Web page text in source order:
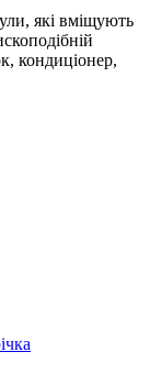
які вміщують
кондиціонер,